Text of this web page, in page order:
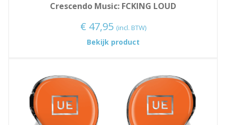
Crescendo Music: FCKING LOUD
€ 47,95 (incl. BTW)
Bekijk product:
FCKING
LOUD